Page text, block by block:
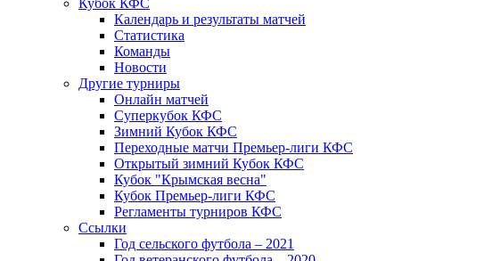
Кубок КФС
Календарь и результаты матчей
Статистика
Команды
Новости
Другие турниры
Онлайн матчей
Суперкубок КФС
Зимний Кубок КФС
Переходные матчи Премьер-лиги КФС
Открытый зимний Кубок КФС
Кубок "Крымская весна"
Кубок Премьер-лиги КФС
Регламенты турниров КФС
Ссылки
Год сельского футбола – 2021